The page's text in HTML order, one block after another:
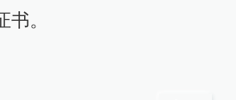
。